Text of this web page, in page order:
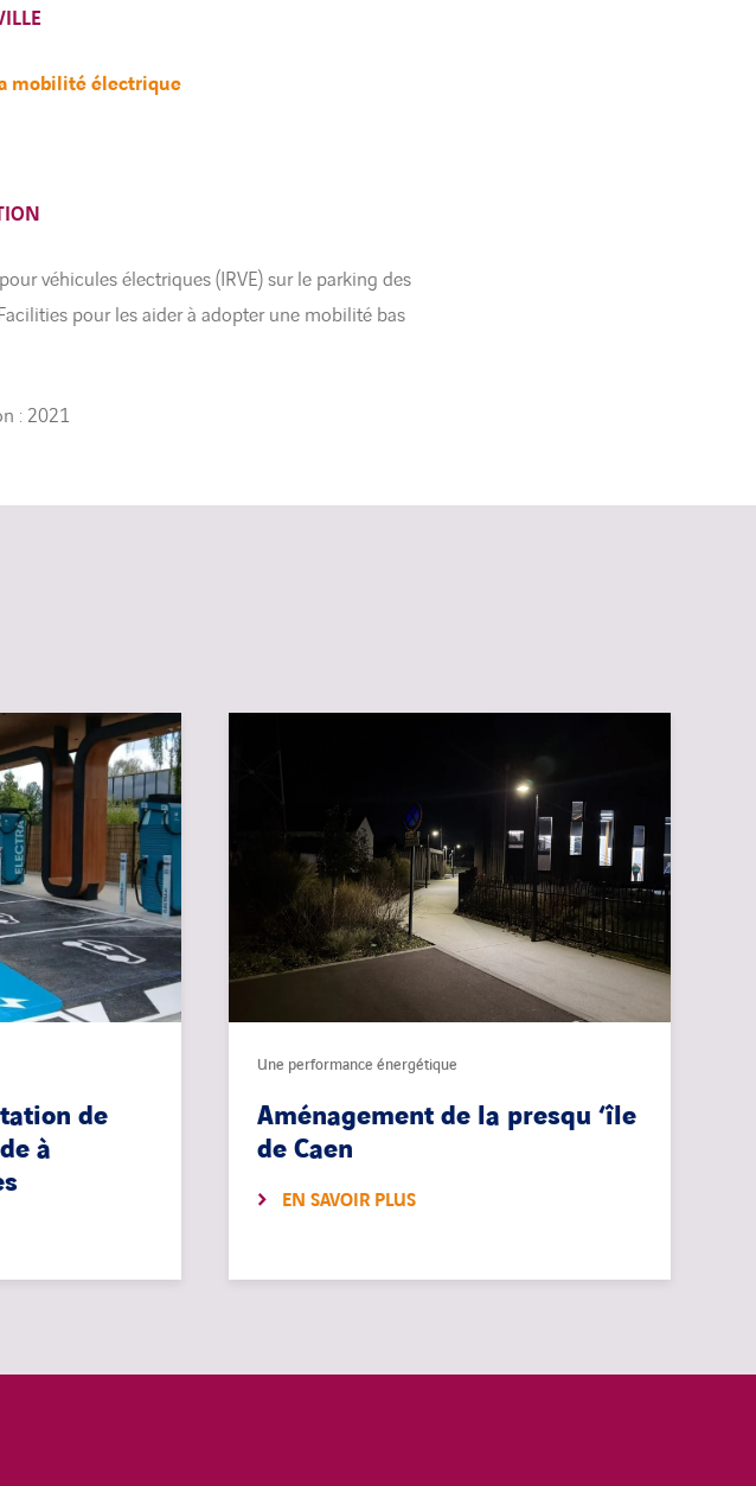
mobilité électrique
véhicules électriques (IRVE) sur le parking des
pour les aider à adopter une mobilité bas
: 2021
de
à
Une performance énergétique
Aménagement de la presqu ‘île
de Caen
EN SAVOIR PLUS